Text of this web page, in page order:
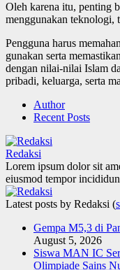
Oleh karena itu, penting
menggunakan teknologi,
Pengguna harus
gunakan serta
dengan nilai-nilai Islam
pribadi, keluarga, serta
Author
Recent Posts
Redaksi
Lorem ipsum dolor sit
eiusmod tempor
Latest posts by Redaksi (
Gempa M5,3 di
August 5, 2026
Siswa MAN IC
Olimpiade Sains